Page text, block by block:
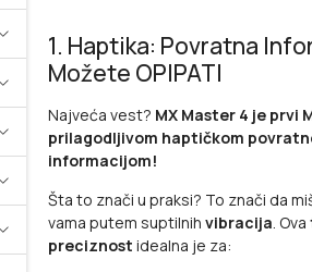
1. Haptika: Povratna
Možete OPIPATI
Najveća vest? MX Master 4 je prvi
prilagodljivom haptičkom
informacijom!
Šta to znači u praksi? To znači da
vama putem suptilnih vibracija . Ova
preciznost idealna je za: